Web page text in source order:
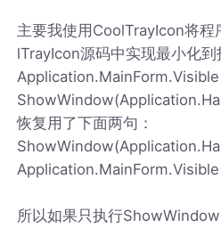
主要我使用CoolTrayIcon将
lTrayIcon源码中实现最小化到
恢复用了下面两句：
所以如果只执行